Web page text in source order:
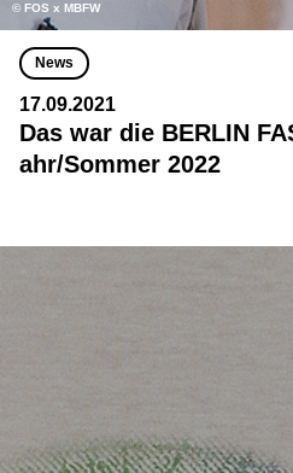
© FOS x MBFW
News
17.09.2021
Das war die BERLIN
ahr/Sommer 2022